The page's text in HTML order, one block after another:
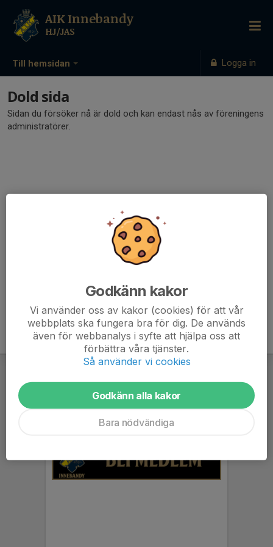
Till hemsidan Logga in
AIK Innebandy
HJ/JAS
Dold sida
Sidan du försöker nå är dold och kan endast nås av föreningens
administratörer.
Godkänn kakor
Vi använder oss av kakor (cookies) för att vår
webbplats ska fungera bra för dig. De används
även för webbanalys i syfte att hjälpa oss att
förbättra våra tjänster.
Så använder vi cookies
Godkänn alla kakor
Bara nödvändiga